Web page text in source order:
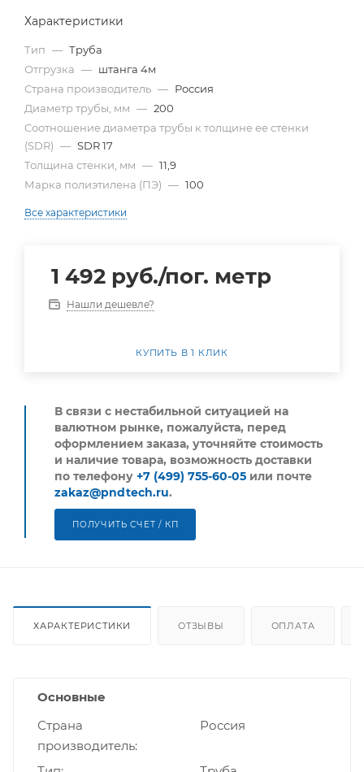
Характеристики
Тип — Труба
Отгрузка — штанга 4м
Страна производитель — Россия
Диаметр трубы, мм — 200
Cоотношение диаметра трубы к толщине ее стенки
(SDR) — SDR 17
Толщина стенки, мм — 11,9
Марка полиэтилена (ПЭ) — 100
Все характеристики
1 492 руб./пог. метр
Нашли дешевле?
КУПИТЬ В 1 КЛИК
В связи с нестабильной ситуацией на
валютном рынке, пожалуйста, перед
оформлением заказа, уточняйте стоимость
и наличие товара, возможность доставки
по телефону +7 (499) 755-60-05 или почте
zakaz@pndtech.ru.
ПОЛУЧИТЬ СЧЕТ / КП
ХАРАКТЕРИСТИКИ ОТЗЫВЫ ОПЛАТА
Основные
Страна
производитель
Россия